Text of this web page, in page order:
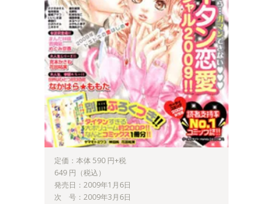
定価：本体 590 円+税
649 円（税込）
発売日：2009年1月6日
次 号：2009年3月6日